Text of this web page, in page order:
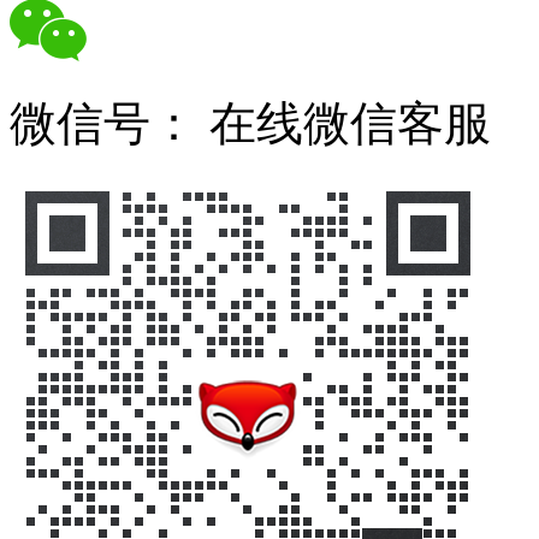
微信号： 在线微信客服